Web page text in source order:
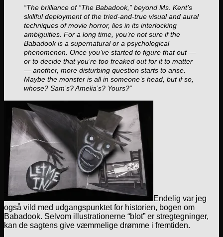
“The brilliance of “The Babadook,” beyond Ms. Kent’s
skillful deployment of the tried-and-true visual and aural
techniques of movie horror, lies in its interlocking
ambiguities. For a long time, you’re not sure if the
Babadook is a supernatural or a psychological
phenomenon. Once you’ve started to figure that out —
or to decide that you’re too freaked out for it to matter
— another, more disturbing question starts to arise.
Maybe the monster is all in someone’s head, but if so,
whose? Sam’s? Amelia’s? Yours?”
Endelig var jeg
også vild med udgangspunktet for historien, bogen om
Babadook. Selvom illustrationerne “blot” er stregtegninger,
kan de sagtens give væmmelige drømme i fremtiden.